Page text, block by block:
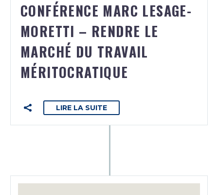
CONFÉRENCE MARC LESAGE-
MORETTI – RENDRE LE
MARCHÉ DU TRAVAIL
MÉRITOCRATIQUE
LIRE LA SUITE